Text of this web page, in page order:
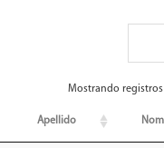
Mostrando
Apellido